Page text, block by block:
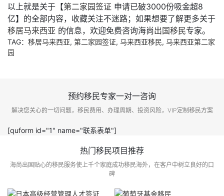
以上就是关于【第二家园签证 申请已破3000份吸金超8
亿】的全部内容，收藏关注不迷路；如果想要了解更多关于
移居马来西亚 的信息，欢迎免费咨询海尚出国移民专家。
TAG： 移居马来西亚, 第二家园签证, 马来西亚移民, 马来西亚第二家
园
预约移民专家一对一咨询
解决您关心的一切问题，移民费用、办理周期、投资风险，VIP定制移民方案
[quform id="1" name="联系表单"]
热门移民项目推荐
海尚出国贴心的移民服务使上千个家庭成功移民海外，在客户中树立良好的口
碑